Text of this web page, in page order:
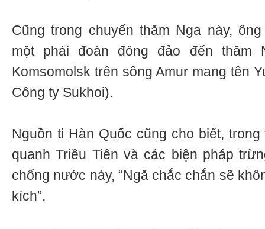
Cũng trong chuyến thăm Nga này,
một phái đoàn đông đảo đến thăm
Komsomolsk trên sông Amur mang tên
Công ty Sukhoi).
Nguồn ti Hàn Quốc cũng cho biết,
quanh Triều Tiên và các biện pháp
chống nước này, “Ngă chắc chắn sẽ
kích”.